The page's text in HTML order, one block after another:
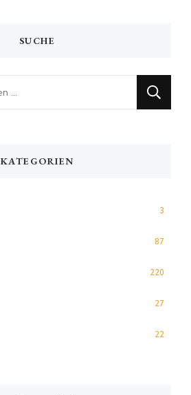
SUCHE
KATEGORIEN
3
87
220
27
22